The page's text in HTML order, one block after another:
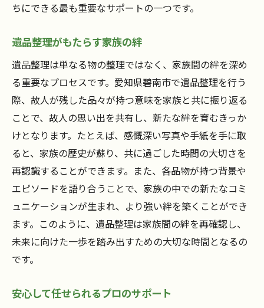
ちにできる最も重要なサポートの一つです。
遺品整理がもたらす家族の絆
遺品整理は単なる物の整理ではなく、家族間の絆を深め
る重要なプロセスです。愛知県碧南市で遺品整理を行う
際、故人が残した品々が持つ意味を家族と共に振り返る
ことで、故人の思い出を共有し、新たな絆を育むきっか
けとなります。たとえば、感慨深い写真や手紙を手に取
ると、家族の歴史が蘇り、共に過ごした時間の大切さを
再認識することができます。また、各品物が持つ背景や
エピソードを語り合うことで、家族の中での新たなコミ
ュニケーションが生まれ、より強い絆を築くことができ
ます。このように、遺品整理は家族間の絆を再確認し、
未来に向けた一歩を踏み出すための大切な時間となるの
です。
安心して任せられるプロのサポート